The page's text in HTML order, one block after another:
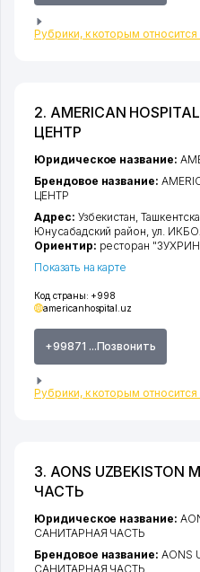
Рубрики, к которым относится
2. AMERICAN
ЦЕНТР
Код страны: +998
americanhospital.uz
+99871 ...Позвонить
Рубрики, к которым относится
Юридическое название:
Брендовое название:
ЦЕНТР
Адрес: Узбекистан,
Юнусабадский район,ул.
Ориентир: ресторан
Показать на карте
3. AONS
ЧАСТЬ
Юридическое название:
САНИТАРНАЯ ЧАСТЬ
Брендовое название: AONS
САНИТАРНАЯ ЧАСТЬ